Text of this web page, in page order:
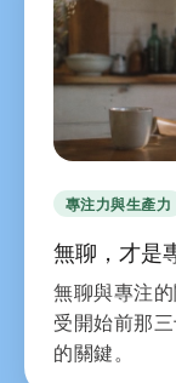
專注力與生產力
無聊，才是
無聊與專注
受開始前那
的關鍵。